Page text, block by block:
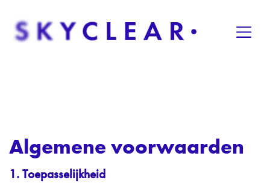
Algemene voorwaarden
1. Toepasselijkheid